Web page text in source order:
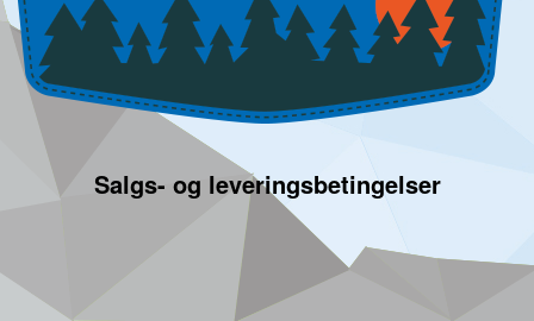
Salgs- og leveringsbetingelser